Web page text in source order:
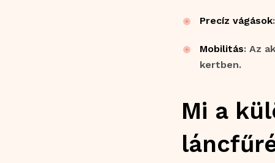
Precíz vágások
Mobilitás: Az
kertben.
Mi a